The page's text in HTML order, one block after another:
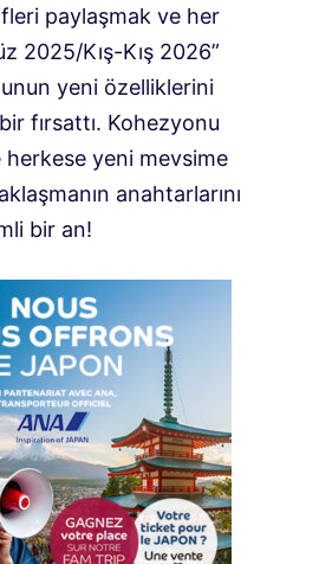
paylaşmak ve her
2025/Kış-Kış 2026”
yeni özelliklerini
fırsattı. Kohezyonu
yeni mevsime
anahtarlarını
bir an!